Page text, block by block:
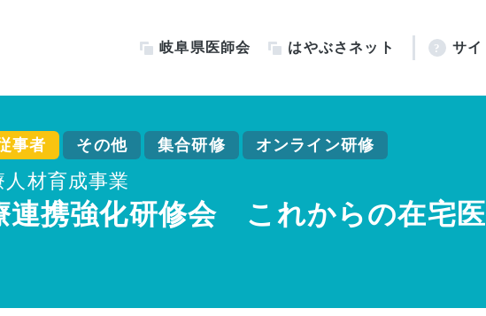
岐阜県医師会 はやぶさネット サイ
事者 その他 集合研修 オンライン研修
材育成事業
連携強化研修会 これからの在宅